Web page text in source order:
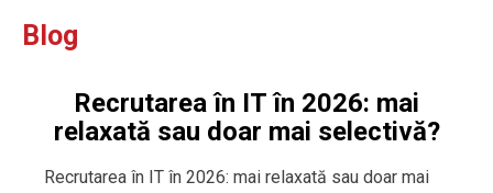
Blog
Recrutarea în IT în 2026: mai
relaxată sau doar mai selectivă?
Recrutarea în IT în 2026: mai relaxată sau doar mai